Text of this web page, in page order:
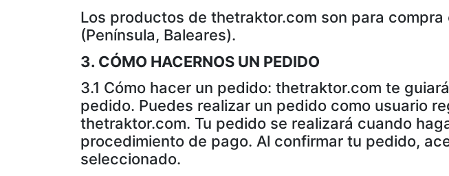
Los productos de thetraktor.com son para
(Península, Baleares).
3. CÓMO HACERNOS UN PEDIDO
3.1 Cómo hacer un pedido: thetraktor.com te
pedido. Puedes realizar un pedido como usuario
thetraktor.com. Tu pedido se realizará cuando
procedimiento de pago. Al confirmar tu pedido,
seleccionado.